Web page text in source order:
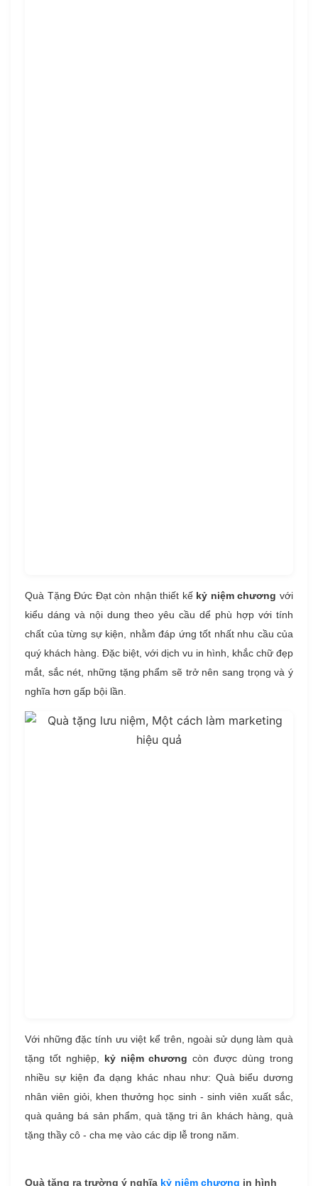
Quà Tặng Đức Đạt còn nhận thiết kế kỷ niệm chương với
kiểu dáng và nội dung theo yêu cầu dể phù hợp với tính
chất của từng sự kiện, nhằm đáp ứng tốt nhất nhu cầu của
quý khách hàng. Đặc biệt, với dịch vu in hình, khắc chữ đẹp
mắt, sắc nét, những tặng phẩm sẽ trở nên sang trọng và ý
nghĩa hơn gấp bội lần.
Với những đặc tính ưu việt kể trên, ngoài sử dụng làm quà
tặng tốt nghiệp, kỷ niệm chương còn được dùng trong
nhiều sự kiện đa dạng khác nhau như: Quà biểu dương
nhân viên giỏi, khen thưởng học sinh - sinh viên xuất sắc,
quà quảng bá sản phẩm, quà tặng tri ân khách hàng, quà
tặng thầy cô - cha mẹ vào các dịp lễ trong năm.
Quà tặng ra trường ý nghĩa kỷ niệm chương in hình